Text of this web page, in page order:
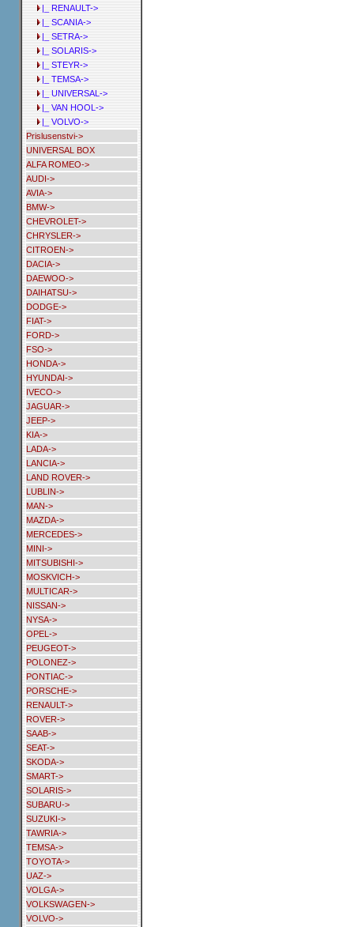
|_ RENAULT->
|_ SCANIA->
|_ SETRA->
|_ SOLARIS->
|_ STEYR->
|_ TEMSA->
|_ UNIVERSAL->
|_ VAN HOOL->
|_ VOLVO->
Prislusenstvi->
UNIVERSAL BOX
ALFA ROMEO->
AUDI->
AVIA->
BMW->
CHEVROLET->
CHRYSLER->
CITROEN->
DACIA->
DAEWOO->
DAIHATSU->
DODGE->
FIAT->
FORD->
FSO->
HONDA->
HYUNDAI->
IVECO->
JAGUAR->
JEEP->
KIA->
LADA->
LANCIA->
LAND ROVER->
LUBLIN->
MAN->
MAZDA->
MERCEDES->
MINI->
MITSUBISHI->
MOSKVICH->
MULTICAR->
NISSAN->
NYSA->
OPEL->
PEUGEOT->
POLONEZ->
PONTIAC->
PORSCHE->
RENAULT->
ROVER->
SAAB->
SEAT->
SKODA->
SMART->
SOLARIS->
SUBARU->
SUZUKI->
TAWRIA->
TEMSA->
TOYOTA->
UAZ->
VOLGA->
VOLKSWAGEN->
VOLVO->